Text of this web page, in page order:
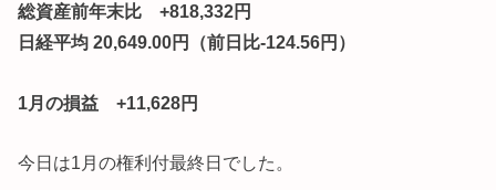
総資産前年末比 +818,332円
日経平均 20,649.00円（前日比-124.56円）
1月の損益 +11,628円
今日は1月の権利付最終日でした。